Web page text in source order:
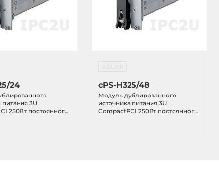
24
питания 3U
250Вт постоянного
cPS-H325/48
Модуль дублированного
источника питания 3U
CompactPCI 250Вт постоянного